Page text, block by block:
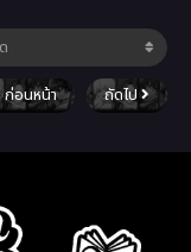
ก่อนหน้า ถัดไป